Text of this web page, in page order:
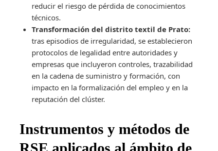
reducir el riesgo de pérdida de conocimientos
técnicos.
Transformación del distrito textil de Prato:
tras episodios de irregularidad, se establecieron
protocolos de legalidad entre autoridades y
empresas que incluyeron controles, trazabilidad
en la cadena de suministro y formación, con
impacto en la formalización del empleo y en la
reputación del clúster.
Instrumentos y métodos de